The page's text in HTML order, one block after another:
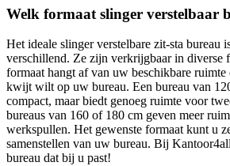
Welk formaat slinger verstelbaar
Het ideale slinger verstelbare zit-sta bureau
verschillend. Ze zijn verkrijgbaar in diverse
formaat hangt af van uw beschikbare ruimte
kwijt wilt op uw bureau. Een bureau van
compact, maar biedt genoeg ruimte voor
bureaus van 160 of 180 cm geven meer
werkspullen. Het gewenste formaat kunt u
samenstellen van uw bureau. Bij
bureau dat bij u past!